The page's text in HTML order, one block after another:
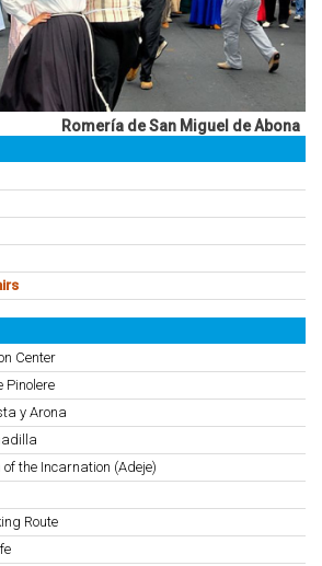
Center
Pinolere
y Arona
the Incarnation (Adeje)
Route
Romería de San Miguel de Abona